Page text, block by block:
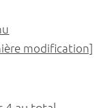
modification]